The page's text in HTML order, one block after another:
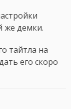
же демки.
тайтла на
его скоро